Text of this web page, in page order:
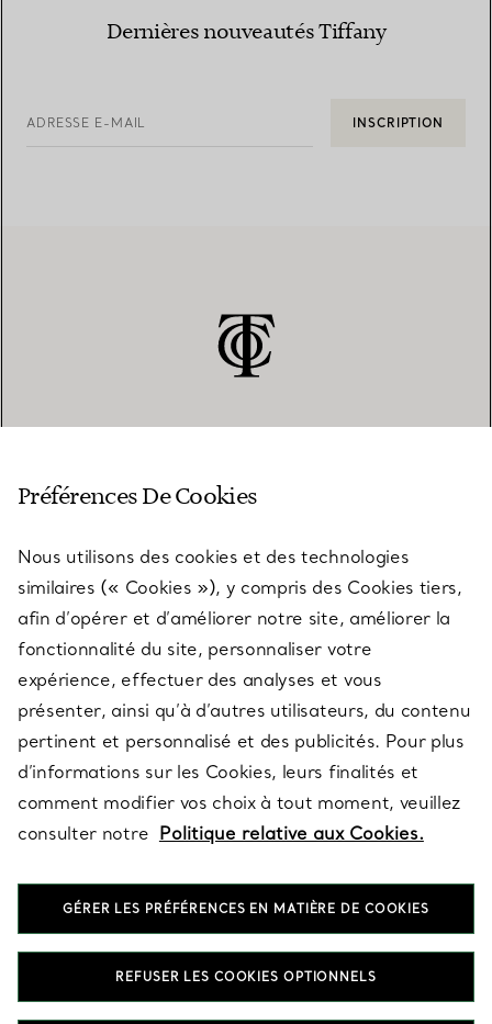
Dernières nouveautés Tiffany
ADRESSE E-MAIL INSCRIPTION
SERVICES
À PROPOS
QUESTIONS LÉGALES
SUIVEZ-NOUS
T&Co. 2026
Préférences De Cookies
Nous utilisons des cookies et des technologies
similaires (« Cookies »), y compris des Cookies tiers,
afin d’opérer et d’améliorer notre site, améliorer la
fonctionnalité du site, personnaliser votre
expérience, effectuer des analyses et vous
présenter, ainsi qu’à d’autres utilisateurs, du contenu
pertinent et personnalisé et des publicités. Pour plus
d’informations sur les Cookies, leurs finalités et
comment modifier vos choix à tout moment, veuillez
consulter notre Politique relative aux Cookies.
GÉRER LES PRÉFÉRENCES EN MATIÈRE DE COOKIES
REFUSER LES COOKIES OPTIONNELS